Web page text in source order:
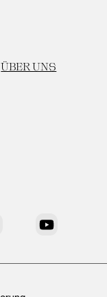
ÜBER UNS
YouTube